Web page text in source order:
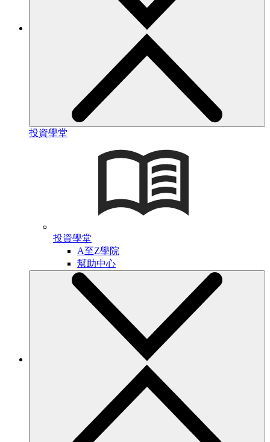
投資學堂
投資學堂
A至Z學院
幫助中心